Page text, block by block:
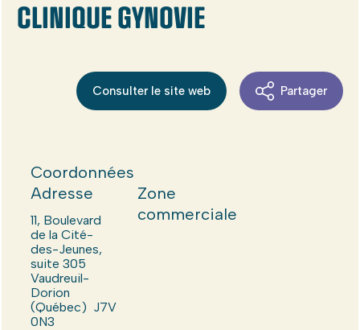
CLINIQUE GYNOVIE
Consulter le site web Partager
Coordonnées
Adresse
11, Boulevard
de la Cité-
des-Jeunes,
suite 305
Vaudreuil-
Dorion
(Québec) J7V
0N3
Zone
commerciale